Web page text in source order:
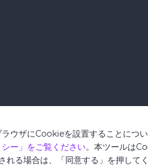
ウザにCookieを設置することにつ
シー」をご覧ください。本ツールは
る場合は、「同意する」を押して